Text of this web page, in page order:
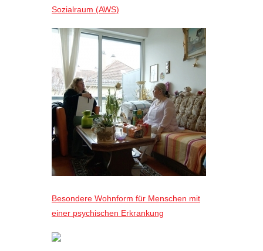
Sozialraum (AWS)
Besondere Wohnform für Menschen mit
einer psychischen Erkrankung